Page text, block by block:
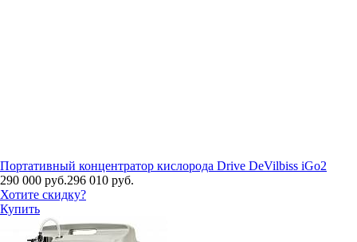
Портативный концентратор кислорода Drive DeVilbiss iGo2
290 000 руб.296 010 руб.
Хотите скидку?
Купить